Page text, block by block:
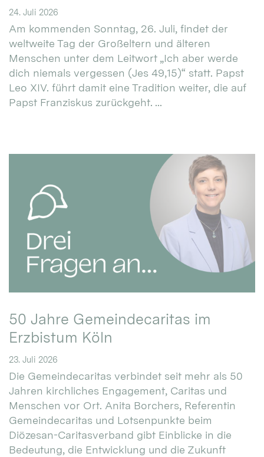
24. Juli 2026
Am kommenden Sonntag, 26. Juli, findet der
weltweite Tag der Großeltern und älteren
Menschen unter dem Leitwort „Ich aber werde
dich niemals vergessen (Jes 49,15)“ statt. Papst
Leo XIV. führt damit eine Tradition weiter, die auf
Papst Franziskus zurückgeht. ...
50 Jahre Gemeindecaritas im
Erzbistum Köln
23. Juli 2026
Die Gemeindecaritas verbindet seit mehr als 50
Jahren kirchliches Engagement, Caritas und
Menschen vor Ort. Anita Borchers, Referentin
Gemeindecaritas und Lotsenpunkte beim
Diözesan-Caritasverband gibt Einblicke in die
Bedeutung, die Entwicklung und die Zukunft